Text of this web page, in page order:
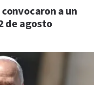
a un
de agosto